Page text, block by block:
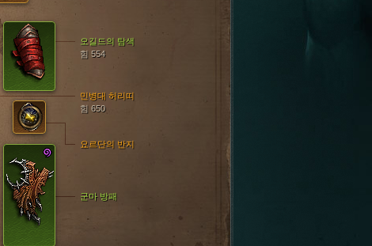
오길드의 탐색
힘 554
군마 방패
민병대 허리띠
힘 650
요르단의 반지